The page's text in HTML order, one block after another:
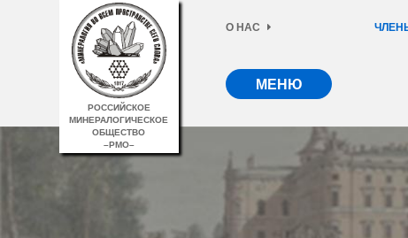
РОССИЙСКОЕ
МИНЕРАЛОГИЧЕСКОЕ
ОБЩЕСТВО
–РМО–
О НАС
МЕНЮ